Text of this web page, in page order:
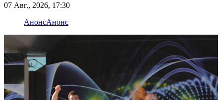
07 Авг., 2026, 17:30
АнонсАнонс